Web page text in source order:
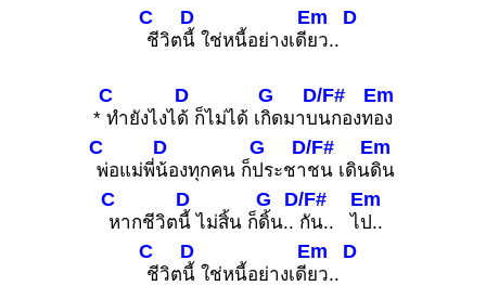
C
ชีวิต
D
นี้ ใช่หนี้อย่างเดี
Em
ยว..
D
*
C
ทำยังไงไ
D
ด้ ก็ไม่ได้ เ
G
กิดมาบ
D/F#
นกองท
Em
อง
C
พ่อแม่พี่
D
น้องทุกคน ก็
G
ประชา
D/F#
ชน เดิน
Em
ดิน
C
หากชีวิต
D
นี้ ไม่สิ้น ก็
G
ดิ้น..
D/F#
กัน.. ไ
Em
ป..
C
ชีวิต
D
นี้ ใช่หนี้อย่างเดี
Em
ยว..
D